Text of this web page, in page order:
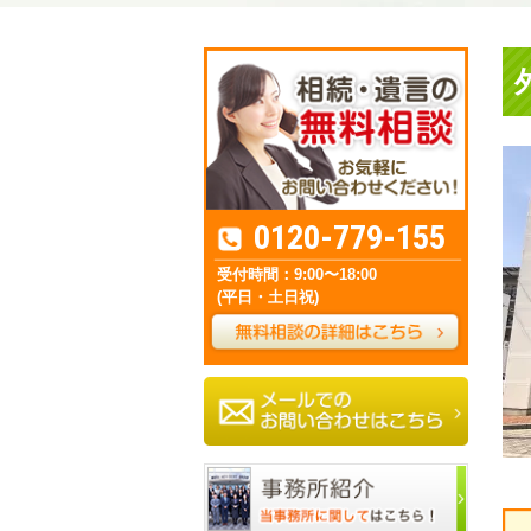
0120-779-155
受付時間：9:00〜18:00
(平日・土日祝)